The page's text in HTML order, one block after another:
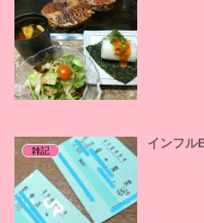
雑記
インフル